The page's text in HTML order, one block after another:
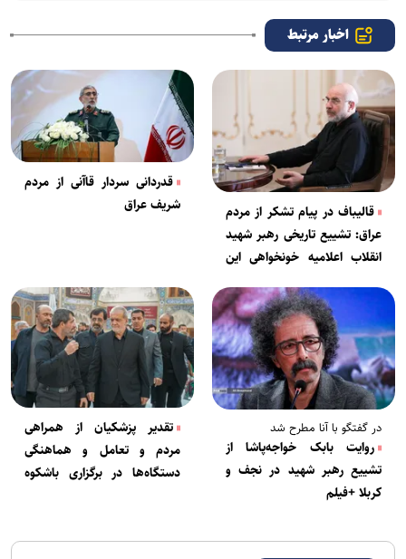
اخبار مرتبط
قالیباف در پیام تشکر از مردم
عراق: تشییع تاریخی رهبر شهید
انقلاب اعلامیه خونخواهی این
قدردانی سردار قاآنی از مردم
شریف عراق
در گفتگو با آنا مطرح شد
روایت بابک خواجه‌پاشا از
تشییع رهبر شهید در نجف و
کربلا +فیلم
تقدیر پزشکیان از همراهی
مردم و تعامل و هماهنگی
دستگاه‌ها در برگزاری باشکوه